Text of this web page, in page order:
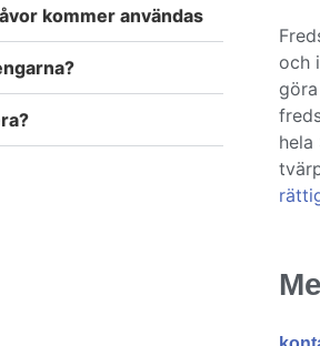
kommer användas
och